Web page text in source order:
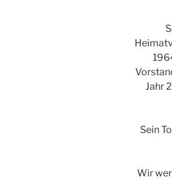
Jahr
Sein
Wir